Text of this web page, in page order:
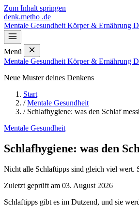
Zum Inhalt springen
denk.metho .de
Mentale Gesundheit Körper & Ernährung
Menü
Mentale Gesundheit Körper & Ernährung
Neue Muster deines Denkens
Start
/ Mentale Gesundheit
/ Schlafhygiene: was den Schlaf
Mentale Gesundheit
Schlafhygiene: was den
Nicht alle Schlaftipps sind gleich viel wert.
Zuletzt geprüft am 03. August 2026
Schlaftipps gibt es im Dutzend, und sie